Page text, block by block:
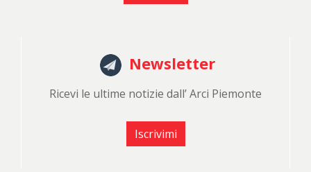
Newsletter
Ricevi le ultime notizie dall’ Arci Piemonte
Iscrivimi